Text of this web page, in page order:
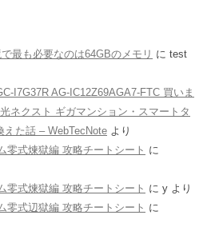
最も必要なのは64GBのメモリ に test
I7G37R AG-IC12Z69AGA7-FTC 買いま
ネクスト ギガマンション・スマートタ
えた話 – WebTecNote より
零式煉獄編 攻略チートシート に
零式煉獄編 攻略チートシート に y より
零式辺獄編 攻略チートシート に